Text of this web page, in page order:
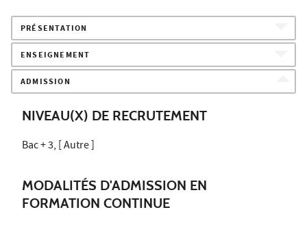
PRÉSENTATION
ENSEIGNEMENT
ADMISSION
NIVEAU(X) DE RECRUTEMENT
Bac + 3, [ Autre ]
MODALITÉS D'ADMISSION EN
FORMATION CONTINUE